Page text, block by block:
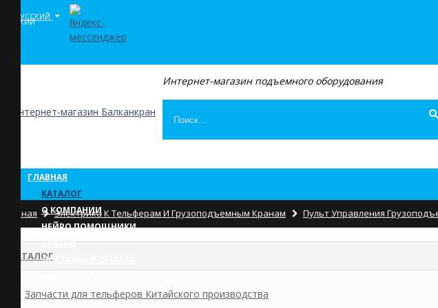
РУССКИЙ
Интернет-магазин подъемного оборудования
ГЛАВНАЯ
КАТАЛОГ
О КОМПАНИИ
НЕЙРО ПОМОЩНИКИ
СТАТЬИ
ДОСТАВКА И ОПЛАТА
Главная Электрика К Тельферам И Грузоподъемным Кранам Пульт Управления
КАТАЛОГ
Запчасти для тельферов Китайского производства